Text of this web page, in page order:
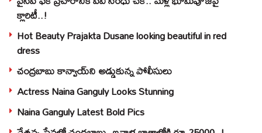
క్లారిటీ..!
Hot Beauty Prajakta Dusane looking beautiful in red
dress
చంద్రబాబు కాన్వాయ్‌ని అడ్డుకున్న పోలీసులు
Actress Naina Ganguly Looks Stunning
Naina Ganguly Latest Bold Pics